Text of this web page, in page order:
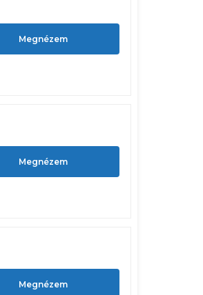
Megnézem
Megnézem
Megnézem